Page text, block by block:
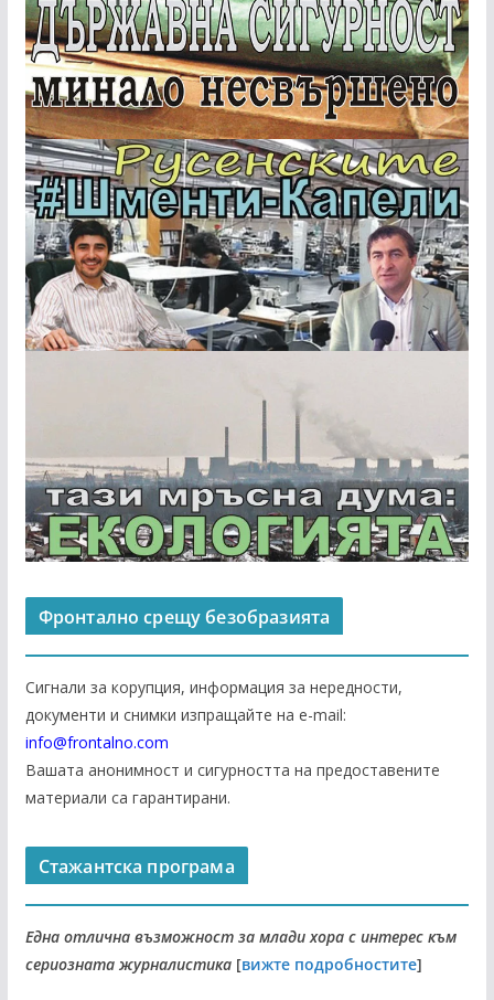
Фронтално срещу безобразията
Сигнали за корупция, информация за нередности,
документи и снимки изпращайте на е-mail:
info@frontalno.com
Вашата анонимност и сигурността на предоставените
материали са гарантирани.
Стажантска програма
Една отлична възможност за млади хора с интерес към
сериозната журналистика [вижте подробностите]